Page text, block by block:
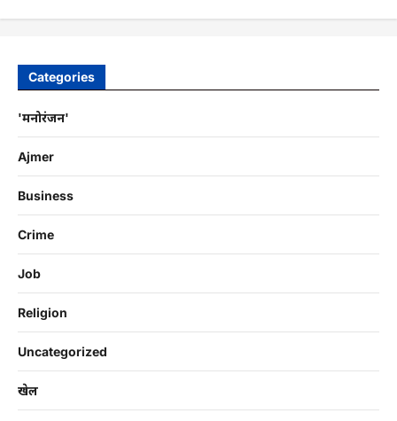
Categories
'मनोरंजन'
Ajmer
Business
Crime
Job
Religion
Uncategorized
खेल